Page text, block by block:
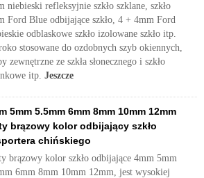
niebieski refleksyjnie szkło szklane, szkło
Ford Blue odbijające szkło, 4 + 4mm Ford
odblaskowe szkło izolowane szkło itp.
stosowane do ozdobnych szyb okiennych,
zewnętrzne ze szkła słonecznego i szkło
itp. Jeszcze
5mm 5.5mm 6mm 8mm 10mm 12mm
brązowy kolor odbijający szkło
chińskiego
brązowy kolor szkło odbijające 4mm 5mm
6mm 8mm 10mm 12mm, jest wysokiej